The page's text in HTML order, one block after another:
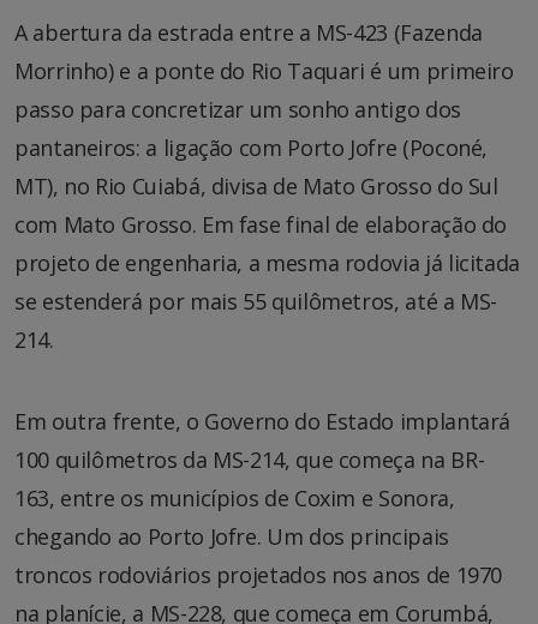
A abertura da estrada entre a MS-423 (Fazenda
Morrinho) e a ponte do Rio Taquari é um primeiro
passo para concretizar um sonho antigo dos
pantaneiros: a ligação com Porto Jofre (Poconé,
MT), no Rio Cuiabá, divisa de Mato Grosso do Sul
com Mato Grosso. Em fase final de elaboração do
projeto de engenharia, a mesma rodovia já licitada
se estenderá por mais 55 quilômetros, até a MS-
214.
Em outra frente, o Governo do Estado implantará
100 quilômetros da MS-214, que começa na BR-
163, entre os municípios de Coxim e Sonora,
chegando ao Porto Jofre. Um dos principais
troncos rodoviários projetados nos anos de 1970
na planície, a MS-228, que começa em Corumbá,